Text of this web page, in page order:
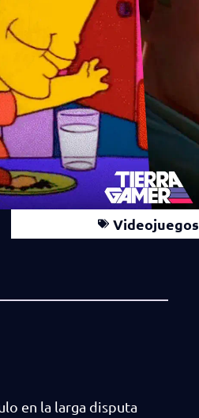
Videojuegos
en la larga disputa